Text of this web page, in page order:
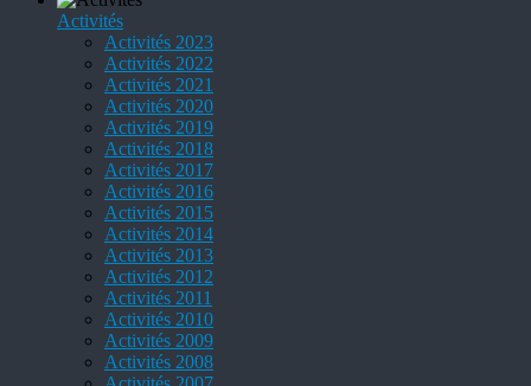
Activités
Activités 2023
Activités 2022
Activités 2021
Activités 2020
Activités 2019
Activités 2018
Activités 2017
Activités 2016
Activités 2015
Activités 2014
Activités 2013
Activités 2012
Activités 2011
Activités 2010
Activités 2009
Activités 2008